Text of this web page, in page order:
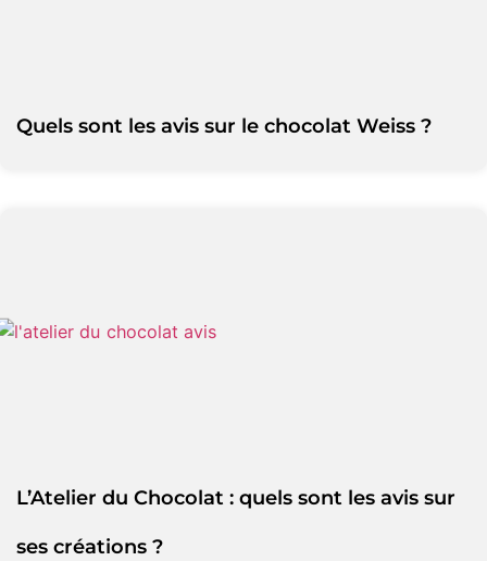
Quels sont les avis sur le chocolat Weiss ?
L’Atelier du Chocolat : quels sont les avis sur
ses créations ?